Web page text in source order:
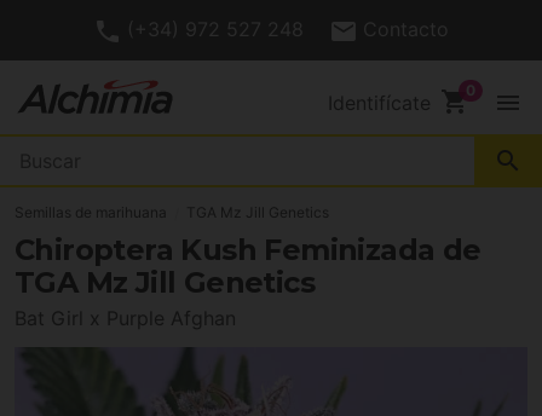
(+34) 972 527 248 Contacto
Identifícate shopping_cart menu
search
Semillas de marihuana TGA Mz Jill Genetics
Chiroptera Kush Feminizada de
TGA Mz Jill Genetics
Bat Girl x Purple Afghan